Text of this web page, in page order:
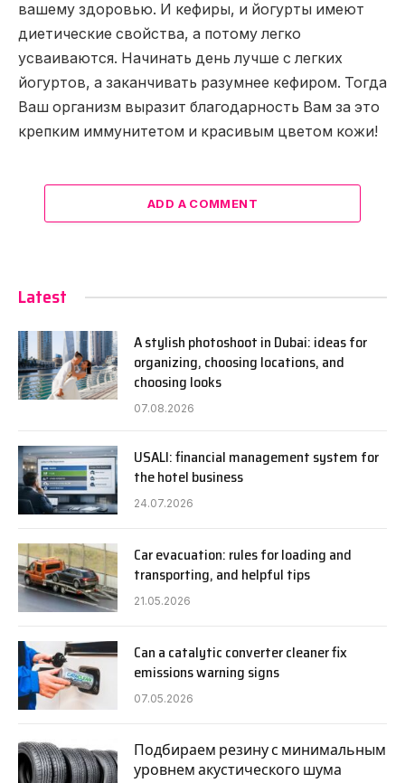
вашему здоровью. И кефиры, и йогурты имеют
диетические свойства, а потому легко
усваиваются. Начинать день лучше с легких
йогуртов, а заканчивать разумнее кефиром. Тогда
Ваш организм выразит благодарность Вам за это
крепким иммунитетом и красивым цветом кожи!
ADD A COMMENT
Latest
A stylish photoshoot in Dubai: ideas for
organizing, choosing locations, and
choosing looks
07.08.2026
USALI: financial management system for
the hotel business
24.07.2026
Car evacuation: rules for loading and
transporting, and helpful tips
21.05.2026
Can a catalytic converter cleaner fix
emissions warning signs
07.05.2026
Подбираем резину с минимальным
уровнем акустического шума